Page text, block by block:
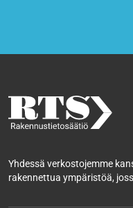
Yhdessä verkostojemme
rakennettua ympäristöä,